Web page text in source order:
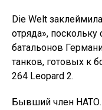
Die Welt
отряда»,
батальонов
танков, готовых к
264 Leopard 2.
Бывший член